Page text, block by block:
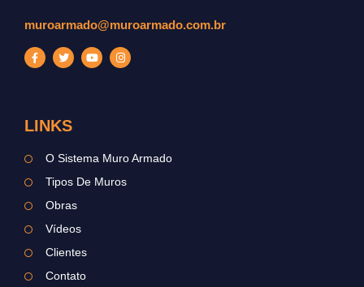
muroarmado@muroarmado.com.br
LINKS
O Sistema Muro Armado
Tipos De Muros
Obras
Vídeos
Clientes
Contato